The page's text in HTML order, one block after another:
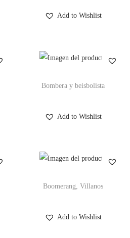
Add to Wishlist
Bombera y beisbolista
Add to Wishlist
Boomerang, Villanos
Add to Wishlist